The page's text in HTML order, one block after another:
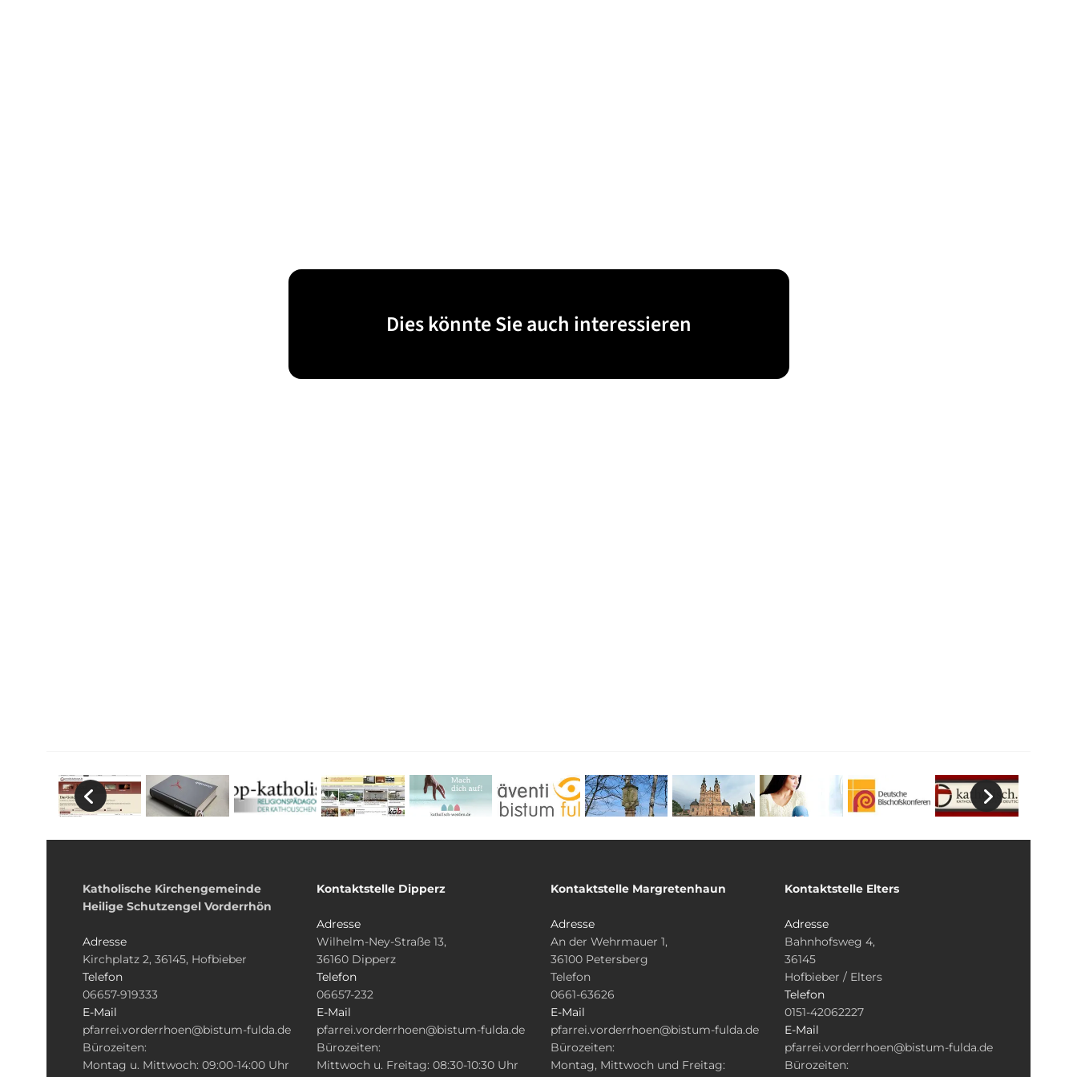
Dies könnte Sie auch interessieren
Katholische Kirchengemeinde
Heilige Schutzengel Vorderrhön
Adresse
Kirchplatz 2, 36145, Hofbieber
Telefon
06657-919333
E-Mail
pfarrei.vorderrhoen@bistum-fulda.de
Bürozeiten:
Montag u. Mittwoch: 09:00-14:00 Uhr
Kontaktstelle Dipperz
Adresse
Wilhelm-Ney-Straße 13,
36160 Dipperz
Telefon
06657-232
E-Mail
pfarrei.vorderrhoen@bistum-fulda.de
Bürozeiten:
Mittwoch u. Freitag: 08:30-10:30 Uhr
Kontaktstelle Margretenhaun
Adresse
An der Wehrmauer 1,
36100 Petersberg
Telefon
0661-63626
E-Mail
pfarrei.vorderrhoen@bistum-fulda.de
Bürozeiten:
Montag, Mittwoch und Freitag:
Kontaktstelle Elters
Adresse
Bahnhofsweg 4,
36145
Hofbieber / Elters
Telefon
0151-42062227
E-Mail
pfarrei.vorderrhoen@bistum-fulda.de
Bürozeiten: